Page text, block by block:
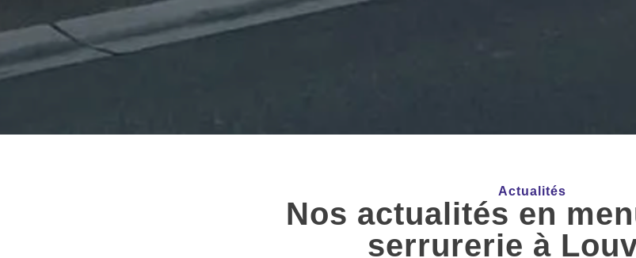
Actualités
Nos actualités en
serrurerie à